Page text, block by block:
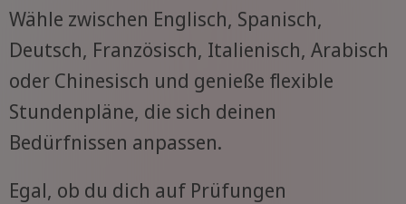
Wähle zwischen Englisch, Spanisch,
Deutsch, Französisch, Italienisch, Arabisch
oder Chinesisch und genieße flexible
Stundenpläne, die sich deinen
Bedürfnissen anpassen.
Egal, ob du dich auf Prüfungen